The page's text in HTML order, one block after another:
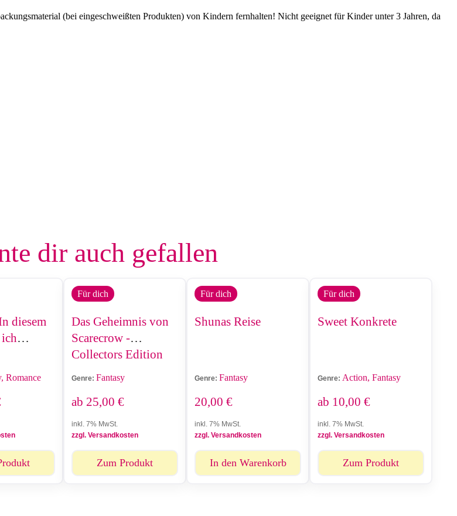
(bei eingeschweißten Produkten) von Kindern fernhalten! Nicht geeignet für Kinder unter 3 Jahren, da
dir auch gefallen
diesem
Romance
Für dich
Das Geheimnis von
Scarecrow -
Collectors Edition
Genre: Fantasy
ab 25,00 €
inkl. 7% MwSt.
zzgl. Versandkosten
Zum Produkt
Für dich
Shunas Reise
Genre: Fantasy
20,00 €
inkl. 7% MwSt.
zzgl. Versandkosten
In den Warenkorb
Für dich
Sweet Konkrete
Genre: Action, Fantasy
ab 10,00 €
inkl. 7% MwSt.
zzgl. Versandkosten
Zum Produkt